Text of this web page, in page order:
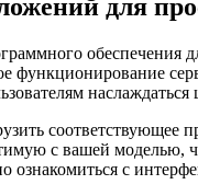
для
обеспечения
функционирование
с вашей моделью,
ознакомиться с